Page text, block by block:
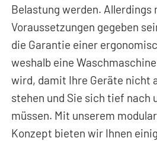
Belastung werden. Allerdings
Voraussetzungen gegeben
die Garantie einer
weshalb eine
wird, damit Ihre Geräte nicht
stehen und Sie sich tief nach
müssen. Mit unserem
Konzept bieten wir Ihnen